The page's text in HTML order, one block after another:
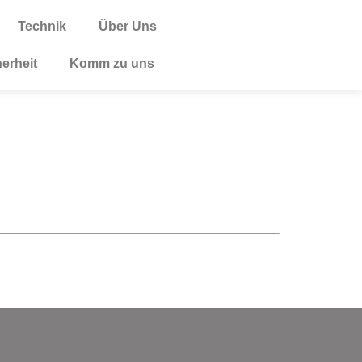
Technik Über Uns
Komm zu uns